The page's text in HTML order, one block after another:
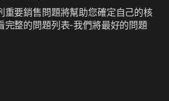
重要銷售問題將幫助您確定自己的核
完整的問題列表-我們將最好的問題